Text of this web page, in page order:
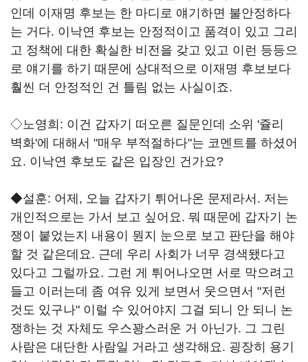
인데 이재명 후보는 한 마디로 얘기하면 불안정하다
는 거다. 이낙연 후보는 안정적이고 품격이 있고 그리
고 정책에 대한 확실한 비전을 갖고 있고 이런 등등으
로 얘기를 하기 때문에 상대적으로 이재명 후보보다
훨씬 더 안정적인 건 틀림 없는 사실이죠.
◇노영희: 이건 갑자기 떠오른 질문인데 소위 '쥴리
벽화'에 대해서 "매우 부적절하다"는 코멘트를 하셨어
요. 이낙연 후보도 같은 입장인 건가요?
◆설훈: 어제, 오늘 갑자기 튀어나온 문제라서. 저는
개인적으로는 가서 보고 싶어요. 뭐 때문에 갑자기 논
쟁이 붙었는지 내용이 뭔지 눈으로 보고 판단을 해야
할 것 같은데요. 근데 우리 사회가 너무 경색됐다고
있다고 그럴까요. 그런 게 튀어나오면 서로 막으려고
들고 이러는데 좀 여유 있게 보면서 웃으면서 "저런
것도 있구나" 이럴 수 있어야지 그걸 되니 안 되니 논
쟁하는 것 자체도 우스꽝스러운 거 아닌가. 그 그린
사람은 대단한 사람일 거라고 생각해요. 굉장히 용기